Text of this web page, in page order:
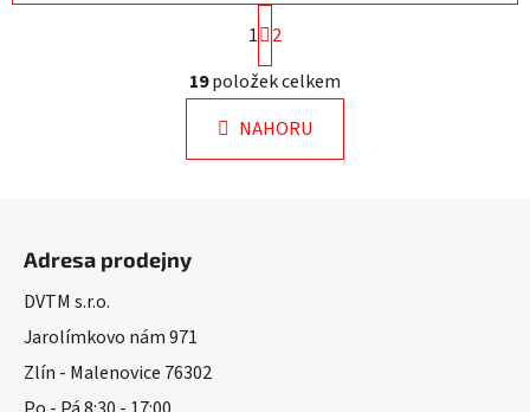
O
v
l
á
d
S
t
r
á
n
k
1
2
19položek celkem
NAHORU
Adresa prodejny
DVTM s.r.o.
Jarolímkovo nám 971
Zlín - Malenovice 76302